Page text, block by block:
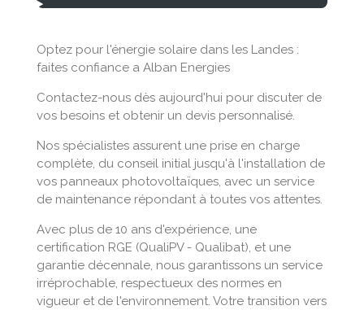
Optez pour l'énergie solaire dans les Landes :
faites confiance a Alban Energies
Contactez-nous dès aujourd'hui pour discuter de
vos besoins et obtenir un devis personnalisé.
Nos spécialistes assurent une prise en charge
complète, du conseil initial jusqu'à l'installation de
vos panneaux photovoltaïques, avec un service
de maintenance répondant à toutes vos attentes.
Avec plus de 10 ans d'expérience, une
certification RGE (QualiPV - Qualibat), et une
garantie décennale, nous garantissons un service
irréprochable, respectueux des normes en
vigueur et de l'environnement. Votre transition vers